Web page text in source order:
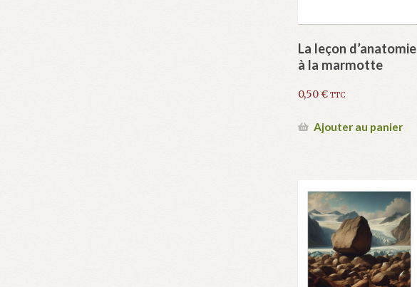
La leçon d’anatomie
à la marmotte
0,50€ TTC
Ajouter au panier